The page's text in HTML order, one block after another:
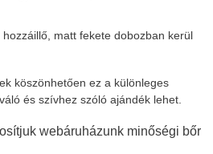
matt fekete dobozban kerül
köszönhetően ez a különleges
és szívhez szóló ajándék lehet.
webáruházunk minőségi bőr